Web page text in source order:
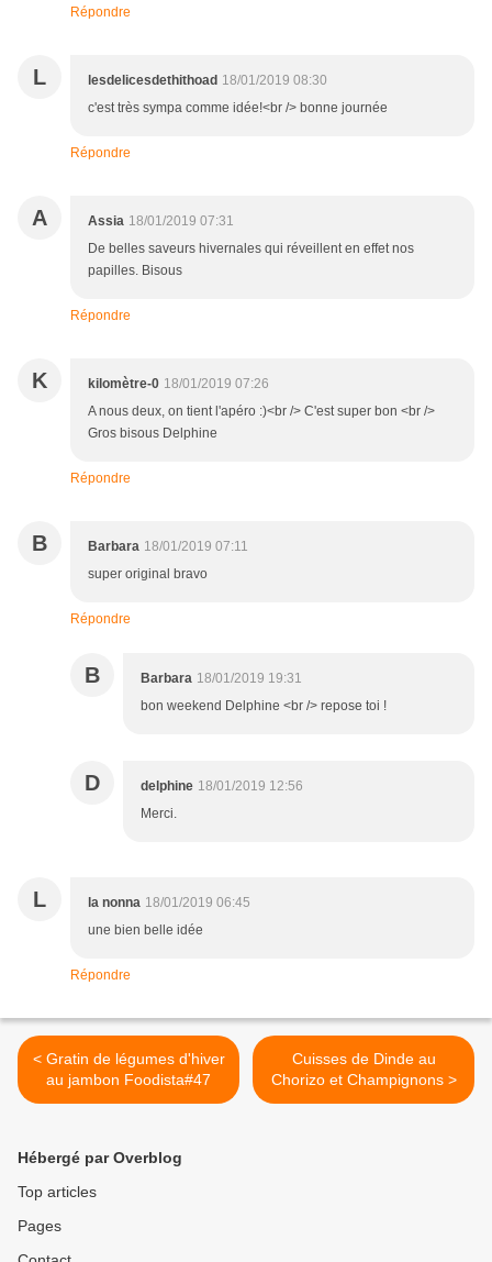
Répondre
L lesdelicesdethithoad 18/01/2019 08:30
c'est très sympa comme idée!<br /> bonne journée
Répondre
A Assia 18/01/2019 07:31
De belles saveurs hivernales qui réveillent en effet nos
papilles. Bisous
Répondre
K kilomètre-0 18/01/2019 07:26
A nous deux, on tient l'apéro :)<br /> C'est super bon <br />
Gros bisous Delphine
Répondre
B Barbara 18/01/2019 07:11
super original bravo
Répondre
B Barbara 18/01/2019 19:31
bon weekend Delphine <br /> repose toi !
D delphine 18/01/2019 12:56
Merci.
L la nonna 18/01/2019 06:45
une bien belle idée
Répondre
< Gratin de légumes d'hiver
au jambon Foodista#47
Cuisses de Dinde au
Chorizo et Champignons >
Hébergé par Overblog
Top articles
Pages